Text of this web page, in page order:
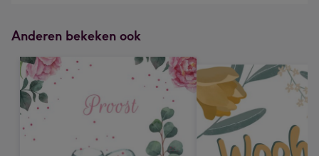
Anderen bekeken ook